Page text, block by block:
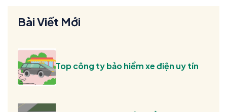
Bài Viết Mới
Top công ty bảo hiểm xe điện uy tín